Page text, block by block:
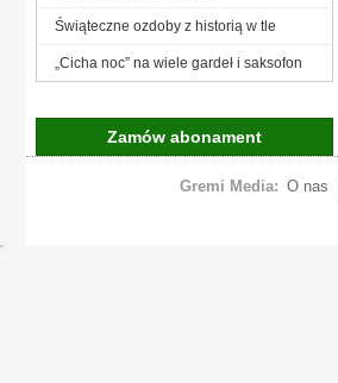
Świąteczne ozdoby z historią w tle
„Cicha noc” na wiele gardeł i saksofon
Zamów abonament
Gremi Media: O nas